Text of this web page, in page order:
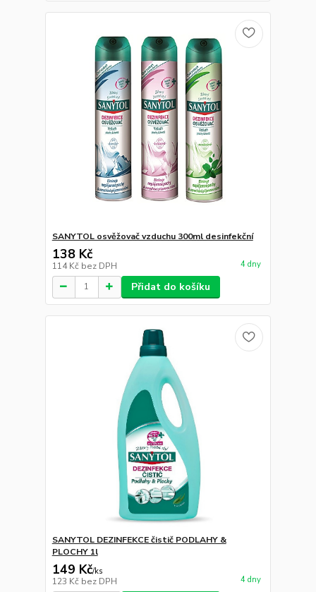
SANYTOL osvěžovač vzduchu 300ml desinfekční
138 Kč
114 Kč bez DPH 4 dny
Přidat do košíku
SANYTOL DEZINFEKCE čistič PODLAHY &
PLOCHY 1l
149 Kč/ks
123 Kč bez DPH 4 dny